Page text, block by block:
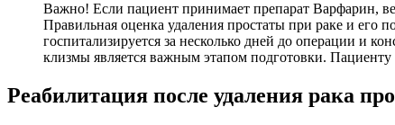
Важно! Если пациент принимает препарат Варфарин,
Правильная оценка удаления простаты при раке и его
госпитализируется за несколько дней до операции и
клизмы является важным этапом подготовки. Пациенту
Реабилитация после удаления рака